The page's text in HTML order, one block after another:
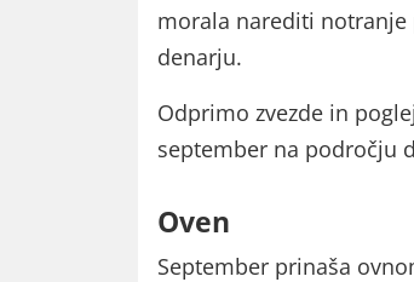
morala narediti
denarju.
Odprimo zvezde in
september na področju
Oven
September prinaša